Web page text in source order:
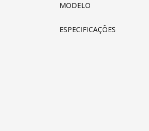
MODELO
ESPECIFICAÇÕES